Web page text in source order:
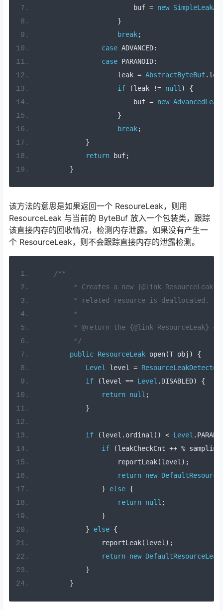
                        buf
= new
}
break;
case ADVANCED:
case PARANOID:
                    leak
= AbstractByteBuf.
if
(leak != null )
{
                        buf
= new
}
break;
}
return buf;
}
该方法的意思是如果返回一个 ResoureLeak，则用
ResourceLeak 与当前的 ByteBuf 放入一个包装类，跟踪
该直接内存的回收情况，检测内存泄露。如果没有产生一
个 ResourceLeak，则不会跟踪直接内存的泄露检测。
/**
* Creates a new {@link ResourceLeak}
         * related resource is deallocated.
         *
* @return the {@link ResourceLeak}
         */
public ResourceLeak open(T obj )
{
Level level = ResourceLeakDetector
if
(level == Level . DISABLED)
{
return null ;
}
if (level . ordinal () < Level .
if
(leakCheckCnt ++ %
                    reportLeak
(level);
return new
}
else {
return null ;
}
}
else {
                reportLeak
(level);
return new DefaultResourceLeak
}
}